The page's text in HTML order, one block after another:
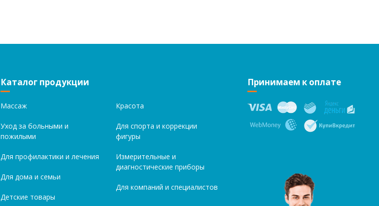
Каталог продукции
Массаж
Уход за больными и
пожилыми
Для профилактики и лечения
Для дома и семьи
Детские товары
Красота
Для спорта и коррекции
фигуры
Измерительные и
диагностические приборы
Для компаний и специалистов
Принимаем к оплате